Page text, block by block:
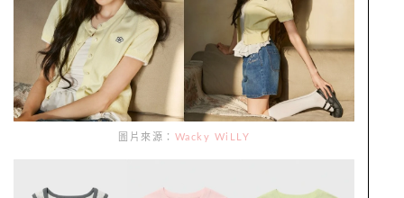
圖片來源： Wacky WiLLY